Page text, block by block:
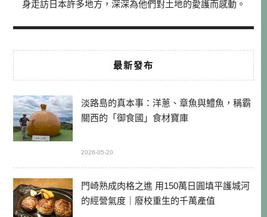
身走訪日本許多地方，深深為他們對土地的愛護而感動。
最新發布
淡路島的真本事：洋蔥、章魚與鱧魚，稱霸
關西的「御食國」食材寶庫
2026-05-20
門崎熟成肉格之進 用150萬日圓填平護城河
的經營氣度｜廢校重生的千萬產值